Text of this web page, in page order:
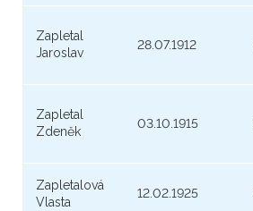
Zapletal
Jaroslav
28.07.1912
Zapletal
Zdeněk
03.10.1915
Zapletalová
Vlasta
12.02.1925